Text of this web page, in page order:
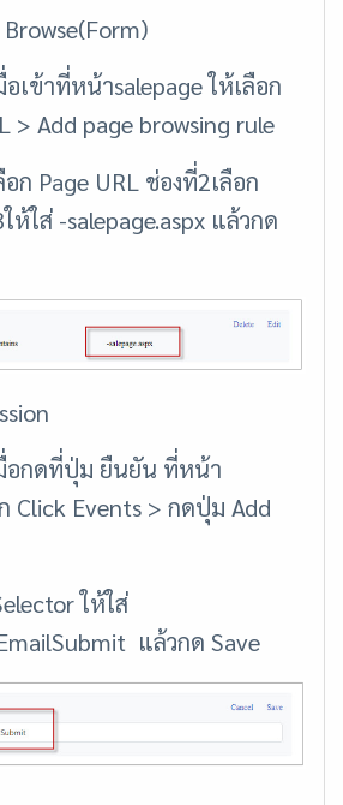
ข้าที่หน้าsalepage ให้เลือก
> Add page browsing rule
Page URL ช่องที่2เลือก
ห้ใส่ -salepage.aspx แล้วกด
กดที่ปุ่ม ยืนยัน ที่หน้า
Click Events > กดปุ่ม Add
ให้ใส่
แล้วกด Save